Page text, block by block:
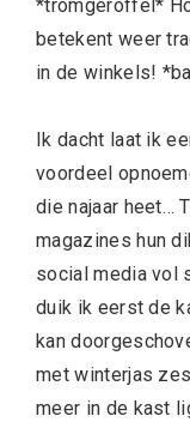
*tromgeroffel*
betekent weer
in de winkels!
Ik dacht laat ik
voordeel
die najaar heet…
magazines hun
social media vol
duik ik eerst de
kan
met winterjas
meer in de kast